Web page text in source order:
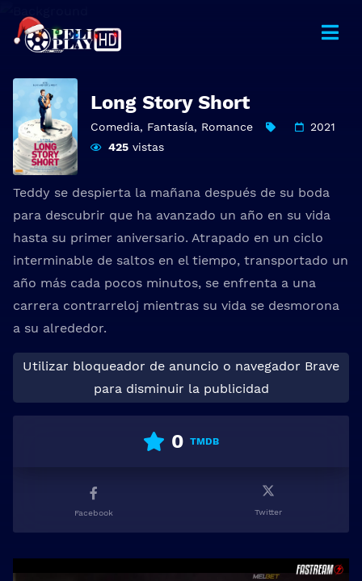
Long Story Short
Comedia, Fantasía, Romance
2021
425 vistas
Teddy se despierta la mañana después de su boda
para descubrir que ha avanzado un año en su vida
hasta su primer aniversario. Atrapado en un ciclo
interminable de saltos en el tiempo, transportado un
año más cada pocos minutos, se enfrenta a una
carrera contrarreloj mientras su vida se desmorona
a su alrededor.
Utilizar bloqueador de anuncio o navegador Brave
para disminuir la publicidad
0 TMDB
Facebook Twitter